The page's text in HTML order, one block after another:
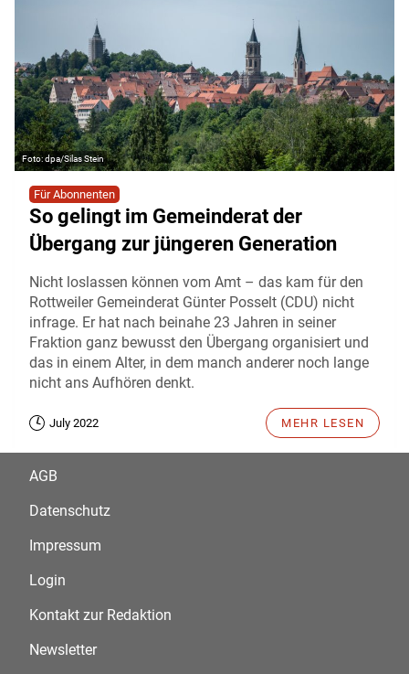
dpa/Silas Stein
Für Abonnenten
So gelingt im Gemeinderat der
Übergang zur jüngeren Generation
Nicht loslassen können vom Amt – das kam für den
Rottweiler Gemeinderat Günter Posselt (CDU) nicht
infrage. Er hat nach beinahe 23 Jahren in seiner
Fraktion ganz bewusst den Übergang organisiert und
das in einem Alter, in dem manch anderer noch lange
nicht ans Aufhören denkt.
July 2022 MEHR LESEN
AGB
Datenschutz
Impressum
Login
Kontakt zur Redaktion
Newsletter